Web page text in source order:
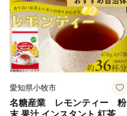
愛知県小牧市
名糖産業 レモンティー 粉